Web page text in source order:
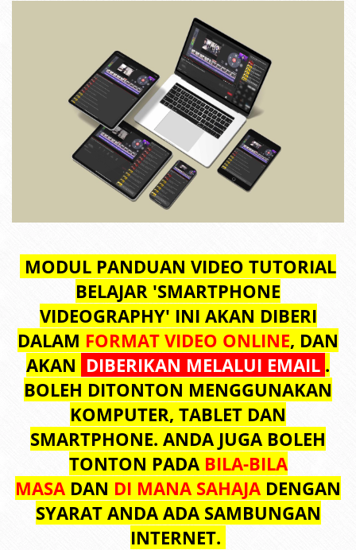
MODUL PANDUAN VIDEO TUTORIAL
BELAJAR 'SMARTPHONE
VIDEOGRAPHY' INI AKAN DIBERI
DALAM FORMAT VIDEO ONLINE, DAN
AKAN DIBERIKAN MELALUI EMAIL .
BOLEH DITONTON MENGGUNAKAN
KOMPUTER, TABLET DAN
SMARTPHONE. ANDA JUGA BOLEH
TONTON PADA BILA-BILA
MASA DAN DI MANA SAHAJA DENGAN
SYARAT ANDA ADA SAMBUNGAN
INTERNET.